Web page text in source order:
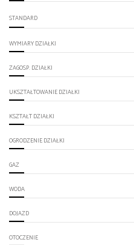
STANDARD
WYMIARY DZIAŁKI
ZAGOSP. DZIAŁKI
UKSZTAŁTOWANIE DZIAŁKI
KSZTAŁT DZIAŁKI
OGRODZENIE DZIAŁKI
GAZ
WODA
DOJAZD
OTOCZENIE